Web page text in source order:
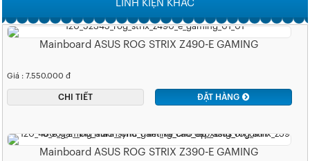
LINH KIỆN KHÁC
Mainboard ASUS ROG STRIX Z490-E GAMING
Giá : 7.550.000 đ
CHI TIẾT ĐẶT HÀNG
Mainboard ASUS ROG STRIX Z390-E GAMING